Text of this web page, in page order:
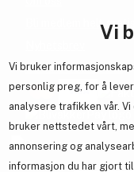
Vi
Vi bruker
personlig preg, for å
analysere trafikken vår.
bruker nettstedet vårt,
annonsering og
informasjon du har gjort
Bli medlem helt
Samarbeid med oss
En del avBrandsdal